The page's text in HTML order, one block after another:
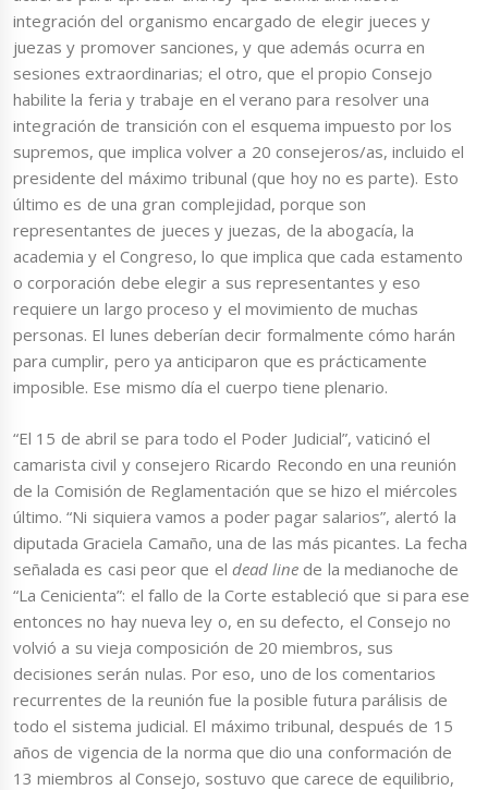
integración del organismo encargado de elegir jueces y
juezas y promover sanciones, y que además ocurra en
sesiones extraordinarias; el otro, que el propio Consejo
habilite la feria y trabaje en el verano para resolver una
integración de transición con el esquema impuesto por los
supremos, que implica volver a 20 consejeros/as, incluido el
presidente del máximo tribunal (que hoy no es parte). Esto
último es de una gran complejidad, porque son
representantes de jueces y juezas, de la abogacía, la
academia y el Congreso, lo que implica que cada estamento
o corporación debe elegir a sus representantes y eso
requiere un largo proceso y el movimiento de muchas
personas. El lunes deberían decir formalmente cómo harán
para cumplir, pero ya anticiparon que es prácticamente
imposible. Ese mismo día el cuerpo tiene plenario.
“El 15 de abril se para todo el Poder Judicial”, vaticinó el
camarista civil y consejero Ricardo Recondo en una reunión
de la Comisión de Reglamentación que se hizo el miércoles
último. “Ni siquiera vamos a poder pagar salarios”, alertó la
diputada Graciela Camaño, una de las más picantes. La fecha
señalada es casi peor que el dead line de la medianoche de
“La Cenicienta”: el fallo de la Corte estableció que si para ese
entonces no hay nueva ley o, en su defecto, el Consejo no
volvió a su vieja composición de 20 miembros, sus
decisiones serán nulas. Por eso, uno de los comentarios
recurrentes de la reunión fue la posible futura parálisis de
todo el sistema judicial. El máximo tribunal, después de 15
años de vigencia de la norma que dio una conformación de
13 miembros al Consejo, sostuvo que carece de equilibrio,